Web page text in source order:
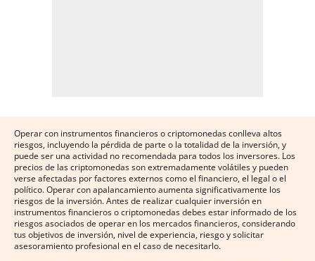
Operar con instrumentos financieros o criptomonedas conlleva altos
riesgos, incluyendo la pérdida de parte o la totalidad de la inversión, y
puede ser una actividad no recomendada para todos los inversores. Los
precios de las criptomonedas son extremadamente volátiles y pueden
verse afectadas por factores externos como el financiero, el legal o el
político. Operar con apalancamiento aumenta significativamente los
riesgos de la inversión. Antes de realizar cualquier inversión en
instrumentos financieros o criptomonedas debes estar informado de los
riesgos asociados de operar en los mercados financieros, considerando
tus objetivos de inversión, nivel de experiencia, riesgo y solicitar
asesoramiento profesional en el caso de necesitarlo.